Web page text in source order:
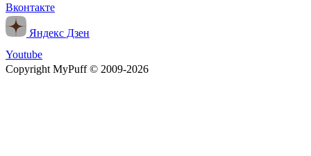
Вконтакте
Яндекс Дзен
Youtube
Copyright MyPuff © 2009-2026